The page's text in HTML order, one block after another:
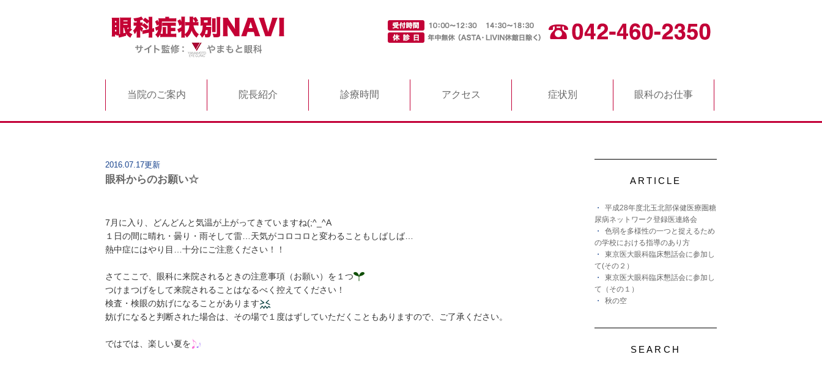
当院のご案内 院長紹介 診療時間 アクセス 症状別 眼科のお仕事
2016.07.17更新
眼科からのお願い☆
7月に入り、どんどんと気温が上がってきていますね(;^_^A
１日の間に晴れ・曇り・雨そして雷…天気がコロコロと変わることもしばしば…
熱中症にはやり目…十分にご注意ください！！
さてここで、眼科に来院されるときの注意事項（お願い）を１つ
つけまつげをして来院されることはなるべく控えてください！
検査・検眼の妨げになることがあります
妨げになると判断された場合は、その場で１度はずしていただくこともありますので、ご了承ください。
ではでは、楽しい夏を
ARTICLE
平成28年度北玉北部保健医療圏糖
尿病ネットワーク登録医連絡会
色弱を多様性の一つと捉えるため
の学校における指導のあり方
東京医大眼科臨床懇話会に参加し
て(その２）
東京医大眼科臨床懇話会に参加し
て（その１）
秋の空
SEARCH